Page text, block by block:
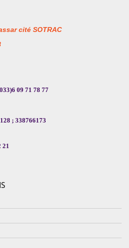
cité SOTRAC
09 71 78 77
; 338766173
21